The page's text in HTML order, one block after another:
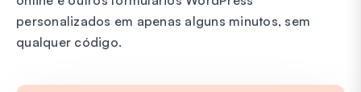
personalizados em apenas alguns minutos, sem
qualquer código.